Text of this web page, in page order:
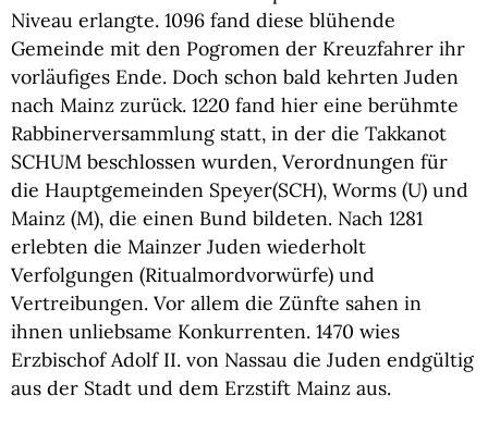
Niveau erlangte. 1096 fand diese blühende
Gemeinde mit den Pogromen der Kreuzfahrer ihr
vorläufiges Ende. Doch schon bald kehrten Juden
nach Mainz zurück. 1220 fand hier eine berühmte
Rabbinerversammlung statt, in der die Takkanot
SCHUM beschlossen wurden, Verordnungen für
die Hauptgemeinden Speyer(SCH), Worms (U) und
Mainz (M), die einen Bund bildeten. Nach 1281
erlebten die Mainzer Juden wiederholt
Verfolgungen (Ritualmordvorwürfe) und
Vertreibungen. Vor allem die Zünfte sahen in
ihnen unliebsame Konkurrenten. 1470 wies
Erzbischof Adolf II. von Nassau die Juden endgültig
aus der Stadt und dem Erzstift Mainz aus.